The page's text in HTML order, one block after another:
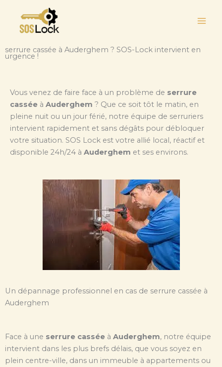
contenu
serrure cassée à Auderghem ? SOS-Lock intervient en
urgence !
Vous venez de faire face à un problème de serrure
cassée à Auderghem ? Que ce soit tôt le matin, en
pleine nuit ou un jour férié, notre équipe de serruriers
intervient rapidement et sans dégâts pour débloquer
votre situation. SOS Lock est votre allié local, réactif et
disponible 24h/24 à Auderghem et ses environs.
Un dépannage professionnel en cas de serrure cassée à
Auderghem
Face à une serrure cassée à Auderghem, notre équipe
intervient dans les plus brefs délais, que vous soyez en
plein centre-ville, dans un immeuble à appartements ou